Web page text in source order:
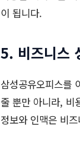
이 됩니다.
5. 비즈니스
삼성공유오피스를
줄 뿐만 아니라, 비
정보와 인맥은 비